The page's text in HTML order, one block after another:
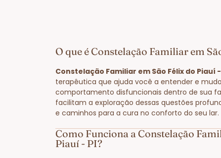
O que é Constelação Familiar em
Constelação Familiar em São Félix do Piauí -
terapêutica que ajuda você a entender e
comportamento disfuncionais dentro de sua
facilitam a exploração dessas questões
e caminhos para a cura no conforto do seu lar.
Como Funciona a Constelação
Piauí - PI?